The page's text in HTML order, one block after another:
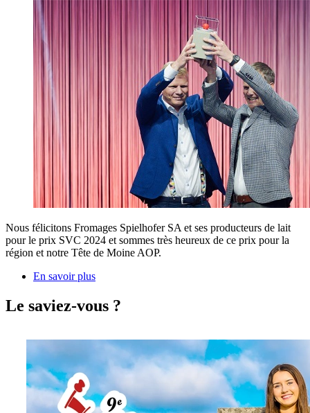
Nous félicitons Fromages Spielhofer SA et ses producteurs de lait
pour le prix SVC 2024 et sommes très heureux de ce prix pour la
région et notre Tête de Moine AOP.
En savoir plus
Le saviez-vous ?